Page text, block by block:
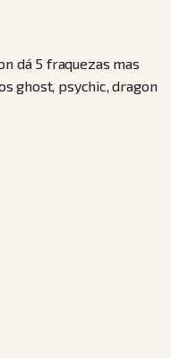
dá 5 fraquezas mas
ghost, psychic, dragon